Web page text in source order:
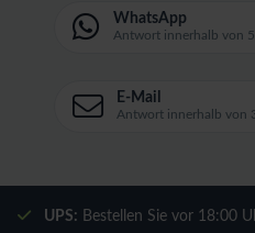
WhatsApp
Antwort innerhalb von
E-Mail
Antwort innerhalb von
UPS: Bestellen Sie vor 18:00